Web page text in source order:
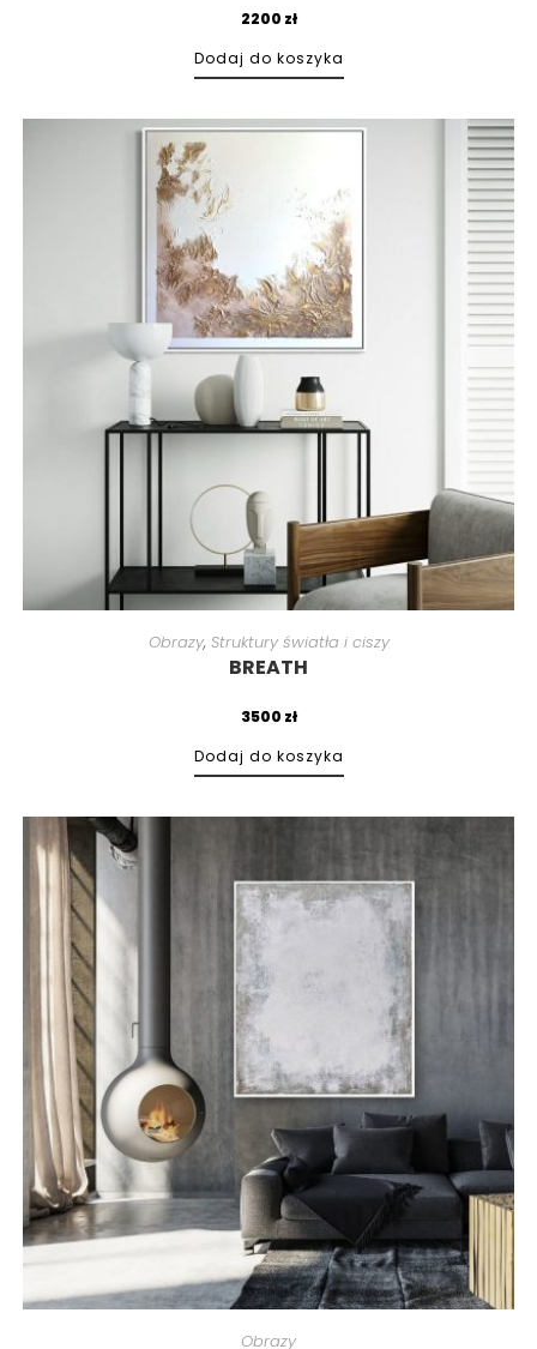
2200 zł
Dodaj do koszyka
Obrazy, Struktury światła i ciszy
BREATH
3500 zł
Dodaj do koszyka
Obrazy